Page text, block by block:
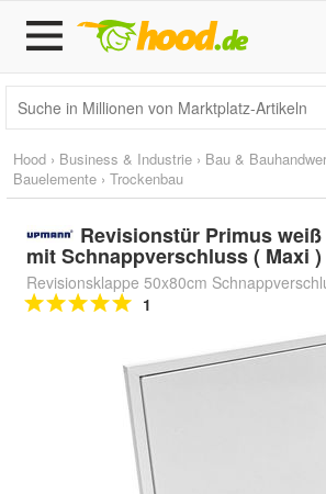
Hood › Business & Industrie › Bau &
Bauelemente › Trockenbau
Revisionstür Primus weiß
mit Schnappverschluss ( Maxi )
Revisionsklappe 50x80cm
1